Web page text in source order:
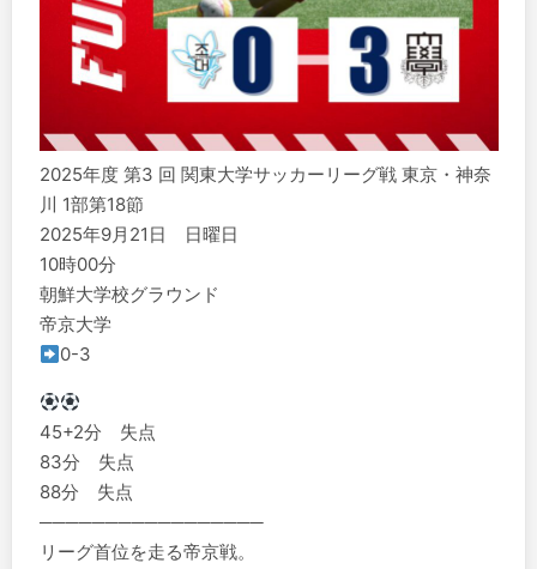
2025年度 第3 回 関東大学サッカーリーグ戦 東京・神奈
川 1部第18節
️2025年9月21日 日曜日
10時00分
️朝鮮大学校グラウンド
帝京大学
0-3
45+2分 失点
83分 失点
88分 失点
─────────────────
リーグ首位を走る帝京戦。